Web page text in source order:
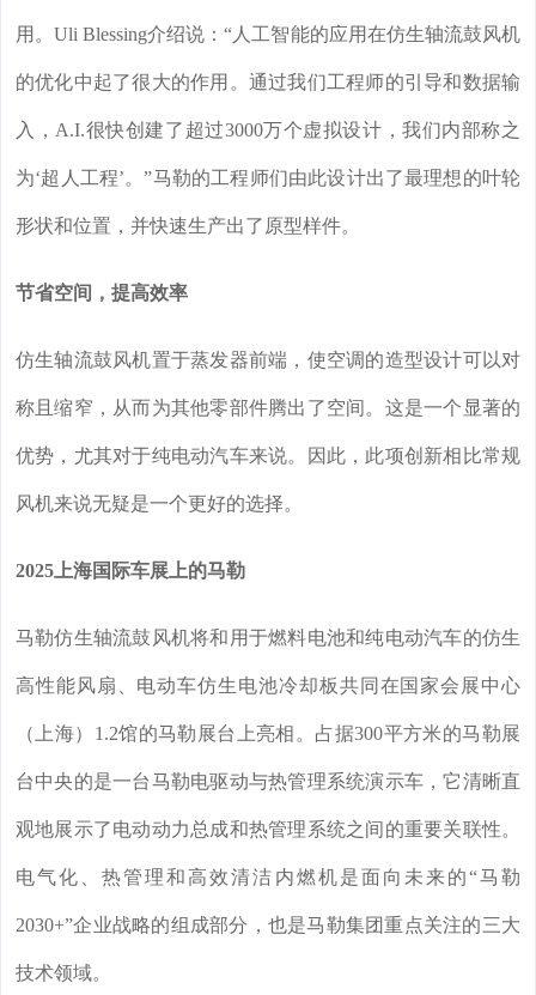
用。Uli Blessing介绍说：“人工智能的应用在仿生轴流鼓风机
的优化中起了很大的作用。通过我们工程师的引导和数据输
入，A.I.很快创建了超过3000万个虚拟设计，我们内部称之
为‘超人工程’。”马勒的工程师们由此设计出了最理想的叶轮
形状和位置，并快速生产出了原型样件。
节省空间，提高效率
仿生轴流鼓风机置于蒸发器前端，使空调的造型设计可以对
称且缩窄，从而为其他零部件腾出了空间。这是一个显著的
优势，尤其对于纯电动汽车来说。因此，此项创新相比常规
风机来说无疑是一个更好的选择。
2025上海国际车展上的马勒
马勒仿生轴流鼓风机将和用于燃料电池和纯电动汽车的仿生
高性能风扇、电动车仿生电池冷却板共同在国家会展中心
（上海）1.2馆的马勒展台上亮相。占据300平方米的马勒展
台中央的是一台马勒电驱动与热管理系统演示车，它清晰直
观地展示了电动动力总成和热管理系统之间的重要关联性。
电气化、热管理和高效清洁内燃机是面向未来的“马勒
2030+”企业战略的组成部分，也是马勒集团重点关注的三大
技术领域。